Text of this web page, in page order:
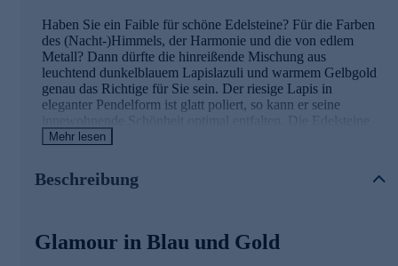
Haben Sie ein Faible für schöne Edelsteine? Für die Farben
des (Nacht-)Himmels, der Harmonie und die von edlem
Metall? Dann dürfte die hinreißende Mischung aus
leuchtend dunkelblauem Lapislazuli und warmem Gelbgold
genau das Richtige für Sie sein. Der riesige Lapis in
eleganter Pendelform ist glatt poliert, so kann er seine
innewohnende Schönheit optimal entfalten. Die Edelsteine
gefallen auch durch ihre eindrucksvolle Größe mit 3,5 cm
für Ihr Gesicht.
Qualität
Mehr lesen
Beschreibung
Glamour in Blau und Gold